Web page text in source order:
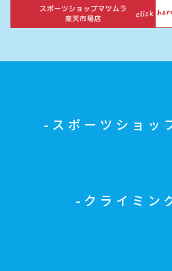
スポーツショ
クライミ